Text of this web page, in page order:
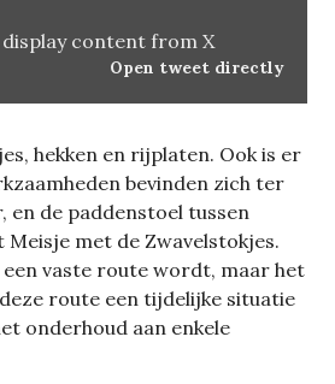
display content from X
Open tweet directly
hekken en rijplaten. Ook is er
bevinden zich ter
en de paddenstoel tussen
Meisje met de Zwavelstokjes.
vaste route wordt, maar het
route een tijdelijke situatie
onderhoud aan enkele